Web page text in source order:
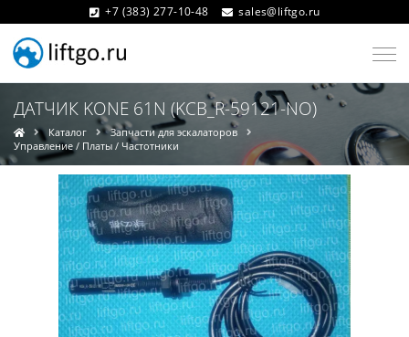
+7 (383) 277-10-48 sales@liftgo.ru
ДАТЧИК KONE 61N (KCB_R-59121-NO)
Каталог
Запчасти для эскалаторов
Управление / Платы / Частотники